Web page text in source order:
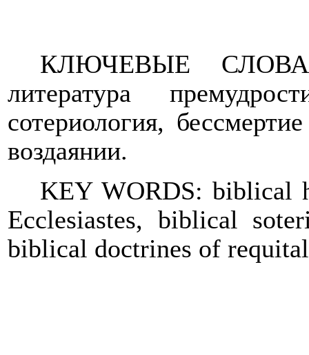
КЛЮЧЕВЫЕ СЛОВА:
литература
сотериология,
воздаянии.
KEY WORDS: biblical
Ecclesiastes, biblical
biblical doctrines of